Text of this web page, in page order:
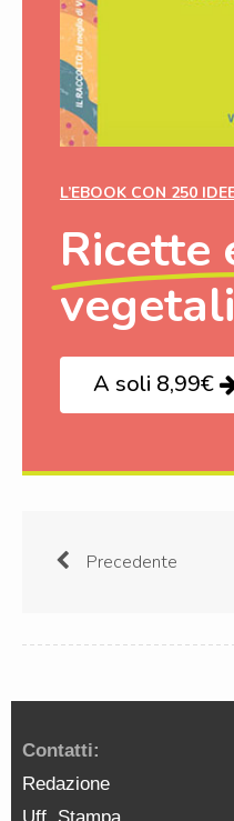
L’EBOOK CON 250
Ricette
vegetali
A soli 8,99€
Precedente
Contatti:
Redazione